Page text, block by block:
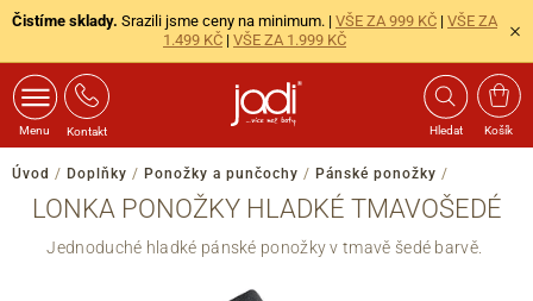
Čistíme sklady. Srazili jsme ceny na minimum. | VŠE ZA 999 KČ | VŠE ZA
1.499 KČ | VŠE ZA 1.999 KČ
Menu Kontakt Hledat Košík
Úvod / Doplňky / Ponožky a punčochy / Pánské ponožky /
LONKA PONOŽKY HLADKÉ TMAVOŠEDÉ
Jednoduché hladké pánské ponožky v tmavě šedé barvě.